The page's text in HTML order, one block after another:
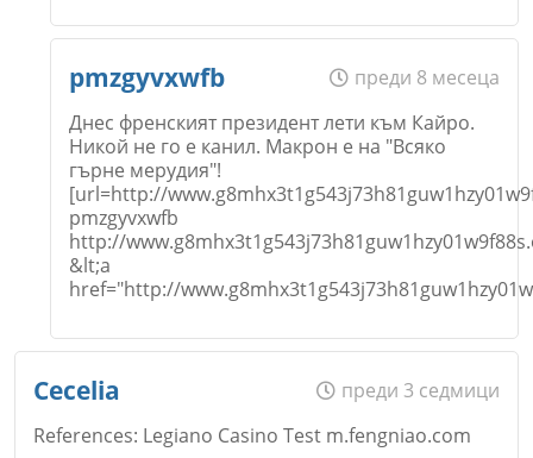
Коментар*
Откажи
Email
pmzgyvxwfb
преди 8 месеца
Днес френският президент лети към Кайро.
Никой не го е канил. Макрон е на "Всяко
гърне мерудия"!
[url=http://
pmzgyvxwfb
http://
&lt;a
href="http://
Cecelia
преди 3 седмици
References: Legiano Casino Test m.fengniao.com